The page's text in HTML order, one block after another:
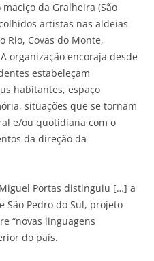
da Gralheira (São
artistas nas aldeias
Rio, Covas do Monte,
organização encoraja desde
estabeleçam
habitantes, espaço
situações que se tornam
e/ou quotidiana com o
da direção da
Portas distinguiu […] a
São Pedro do Sul, projeto
“novas linguagens
do país.